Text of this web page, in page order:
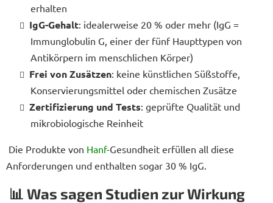
erhalten
IgG-Gehalt: idealerweise 20 % oder mehr (IgG =
Immunglobulin G, einer der fünf Haupttypen von
Antikörpern im menschlichen Körper)
Frei von Zusätzen: keine künstlichen Süßstoffe,
Konservierungsmittel oder chemischen Zusätze
Zertifizierung und Tests: geprüfte Qualität und
mikrobiologische Reinheit
Die Produkte von Hanf-Gesundheit erfüllen all diese
Anforderungen und enthalten sogar 30 % IgG.
📊 Was sagen Studien zur Wirkung